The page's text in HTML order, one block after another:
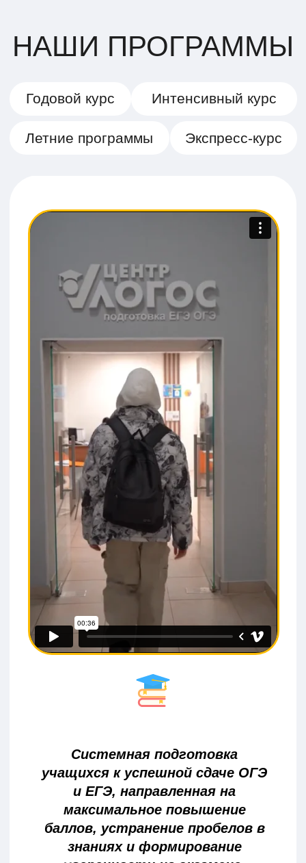
Психологическая подготовка на
курсе "Все получится!":
процедурой экзамена.
Системная подготовка
учащихся к успешной сдаче ОГЭ
и ЕГЭ, направленная на
максимальное повышение
баллов, устранение пробелов в
знаниях и формирование
уверенности на экзамене.
Формат:
Очные или онлайн занятия в
учебном центре.
Расписание:
Занятия 2 раза в неделю
по предмету с января по май.
персонального внимания
преподавателя и эффективной работы.
курсе "Все получится!":
Тренировка тайм-менеджмента,
снижение стресса, знакомство с
процедурой экзамена.